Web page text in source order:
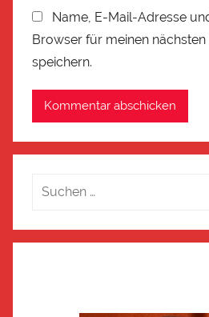
Name, E-Mail-Adresse
Browser für meinen
speichern.